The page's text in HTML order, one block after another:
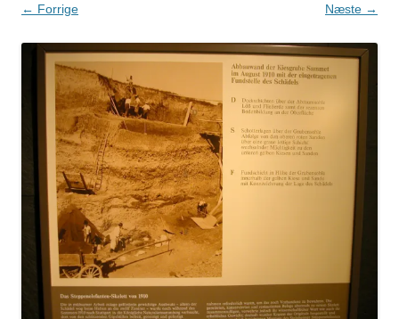
← Forrige Næste →